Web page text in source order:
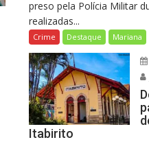
preso pela Polícia Militar
realizadas...
Crime Destaque Mariana
Itabirito